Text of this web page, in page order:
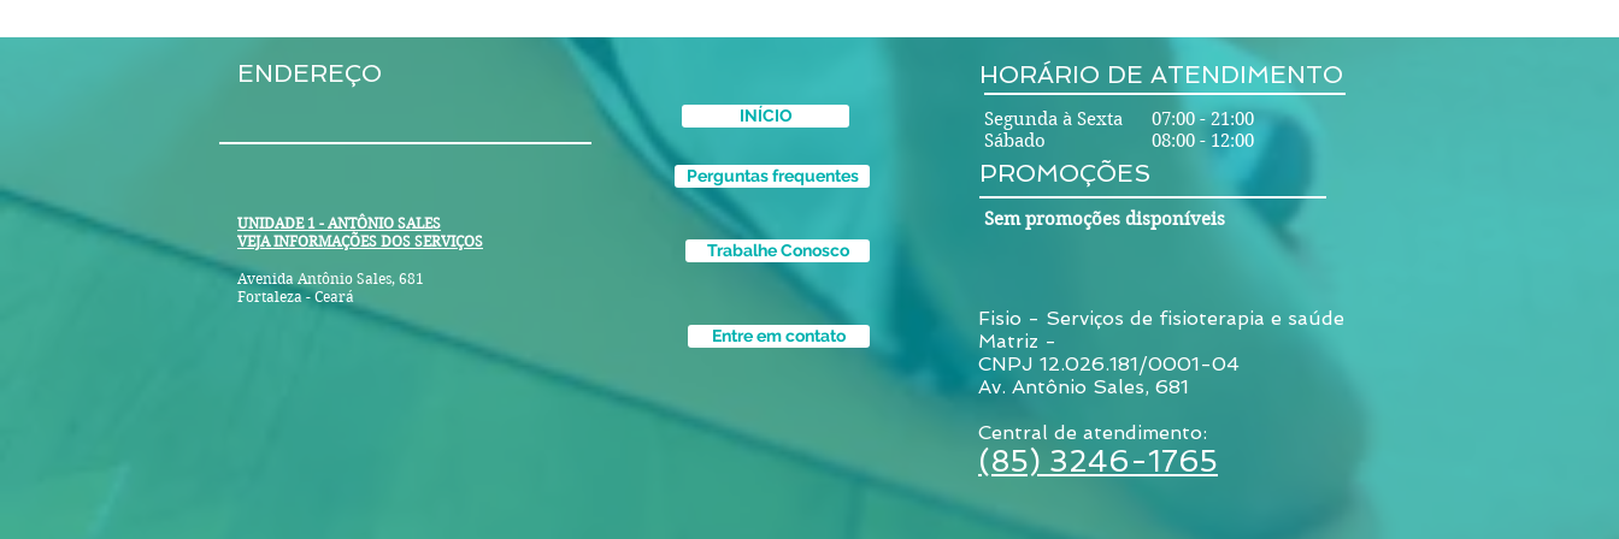
ENDEREÇO
UNIDADE 1 - ANTÔNIO SALES
VEJA INFORMAÇÕES DOS SERVIÇOS
Avenida Antônio Sales, 681
Fortaleza - Ceará
INÍCIO
Perguntas frequentes
Trabalhe Conosco
Entre em contato
HORÁRIO DE ATENDIMENTO
Segunda à Sexta 07:00 - 21:00
Sábado 08:00 - 12:00
PROMOÇÕES
Sem promoções disponíveis
Fisio - Serviços de fisioterapia e saúde
Matriz -
CNPJ 12.026.181/0001-04
Av. Antônio Sales, 681
Central de atendimento:
(85) 3246-1765